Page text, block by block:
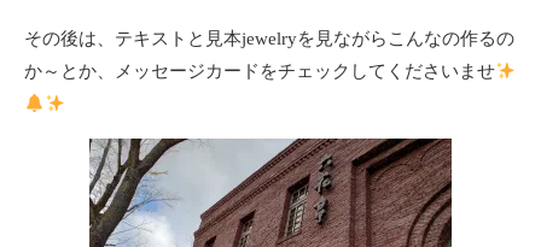
その後は、テキストと見本jewelryを見ながらこんなの作るの
か～とか、メッセージカードをチェックしてくださいませ